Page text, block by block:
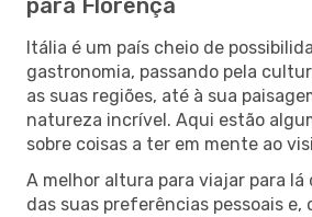
para Florença
Itália é um país cheio de
gastronomia, passando pela
as suas regiões, até à sua
natureza incrível. Aqui estão
sobre coisas a ter em mente ao
A melhor altura para viajar para lá
das suas preferências pessoais e,